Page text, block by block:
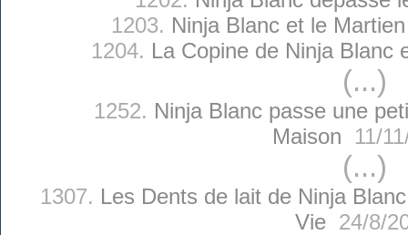
1203. Ninja Blanc et le
1204. La Copine de Ninja Blanc
(...)
1252. Ninja Blanc passe une
Maison 11/
(...)
1307. Les Dents de lait de Ninja
Vie24/8/